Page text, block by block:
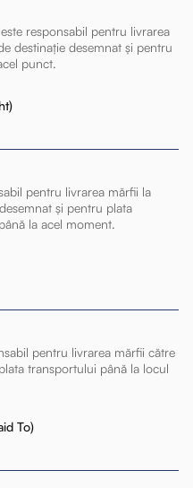
responsabil pentru livrarea
destinație desemnat și pentru
punct.
pentru livrarea mărfii la
și pentru plata
la acel moment.
pentru livrarea mărfii către
transportului până la locul
To)